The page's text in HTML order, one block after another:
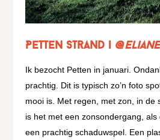
Petten strand |
Ik bezocht Petten in januari.
prachtig. Dit is typisch zo’n foto
mooi is. Met regen, met zon, in de
is het met een zonsondergang,
een prachtig schaduwspel. Een